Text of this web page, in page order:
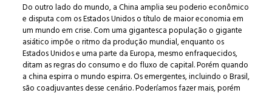
Do outro lado do mundo, a China amplia seu poderio econômico
e disputa com os Estados Unidos o título de maior economia em
um mundo em crise. Com uma gigantesca população o gigante
asiático impõe o ritmo da produção mundial, enquanto os
Estados Unidos e uma parte da Europa, mesmo enfraquecidos,
ditam as regras do consumo e do fluxo de capital. Porém quando
a china espirra o mundo espirra. Os emergentes, incluindo o Brasil,
são coadjuvantes desse cenário. Poderíamos fazer mais, porém